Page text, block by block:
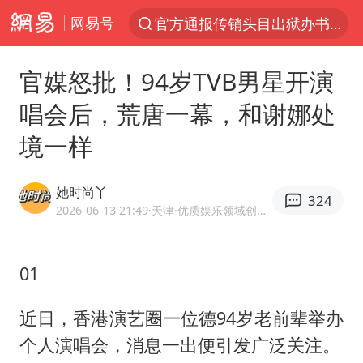
网易号
官方通报传销头目出狱办书院
服务提质，内需扩容有保障
普京宣布多项人事调整
美股收盘：道指再创历史新高
22岁女生南太行山失联已十天
宝妈回应打疫苗护士被指不专业
蜜雪冰城员工抽烟收银 门店现已停业
“老头乐”悬挂“蒙H好几个8”上路
官媒怒批！94岁TVB男星开演
唱会后，荒唐一幕，和谢娜处
境一样
她时尚丫
2026-06-13 21:49·天津 ·优质娱乐领域创作者
324
01
近日，香港演艺圈一位德94岁老前辈举办
个人演唱会，消息一出便引发广泛关注。